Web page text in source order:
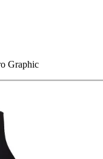
Graphic